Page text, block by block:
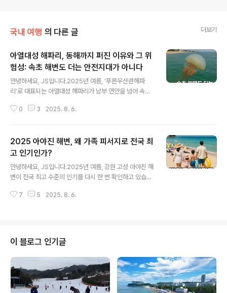
국내 여행 의 다른 글 더보기
아열대성 해파리, 동해까지 퍼진 이유와 그 위
험성: 속초 해변도 더는 안전지대가 아니다
안녕하세요, JS입니다.2025년 여름, ‘푸른우산관해파
리’로 대표되는 아열대성 해파리가 남부 연안을 넘어 속초
에서만 보고되던 소형 해파리가 올해는 동해안 전역에서
원인, 그리고 피서객이 꼭 알아야 할 대응법을 정리합니다.
[주요 내용 요약]아열대성 해파리(푸른우산관해파리)가 2
025년 7월부터 동해안 전역에 대량 확산, 속초 해변 등 강
원도 일대까지 출현.기후변화(수온 상승)와 대마난류 강화
촉성 피부염 등 건강 피해 주의 필요.해파리 방지망, 긴급
0 3 2025. 8. 6.
2025 아야진 해변, 왜 가족 피서지로 전국 최
고 인기인가?
안녕하세요, JS입니다.2025년 여름, 강원 고성 아야진 해
변이 전국 최고 수준의 인기를 다시 한 번 확인하고 있습니
문객들이 열광하며, 각종 편의 시설과 주변 먹거리, 특유의
진짜 이유1) 아이들에게 최적화된 환경수심이 얕고 바다 물
이 맑다: 해변 앞쪽 30m까지 수심 1.5~2m, 백사장과 바
위가 어우러져 가족 모두에게 안전함.고운 모래, 바위 포인
트: 다양한 바위·백사장 풍경으로 해수욕·낚시·스노클링 체
험까지 가능.수온·수질: 강원 해양심층수라 더욱 깨끗하고
시원함..
7 5 2025. 8. 6.
이 블로그 인기글